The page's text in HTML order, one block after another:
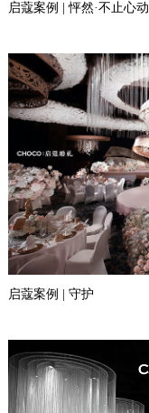
启蔻案例 | 怦然·不止心动
启蔻案例 | 守护